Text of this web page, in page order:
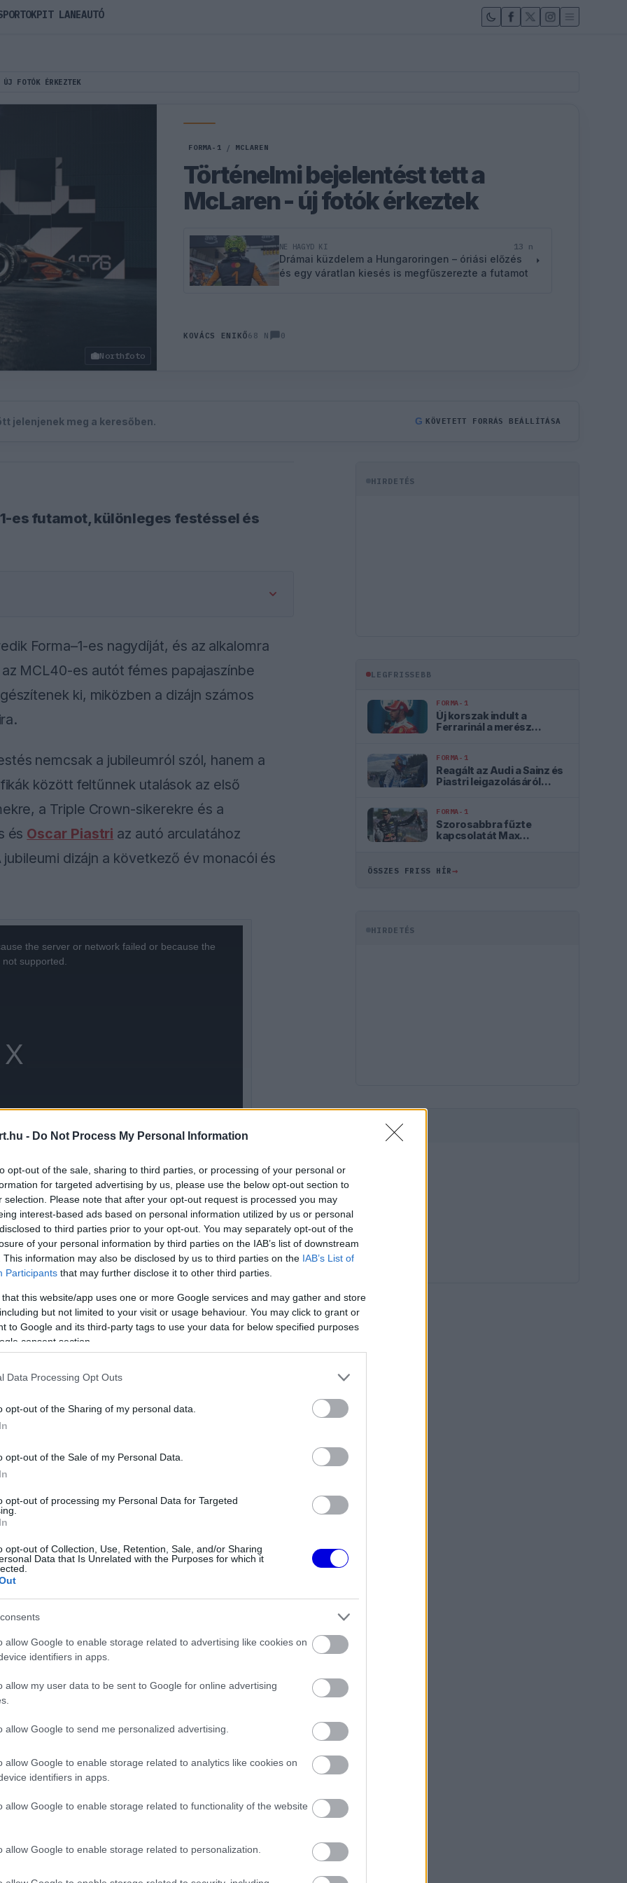
- Do Not Process My Personal Information
opt-out of the sale, sharing to third parties, or processing of your personal or
for targeted advertising by us, please use the below opt-out section to
selection. Please note that after your opt-out request is processed you may
interest-based ads based on personal information utilized by us or personal
to third parties prior to your opt-out. You may separately opt-out of the
of your personal information by third parties on the IAB’s list of downstream
This information may also be disclosed by us to third parties on the IAB’s List of
Participants that may further disclose it to other third parties.
that this website/app uses one or more Google services and may gather and store
but not limited to your visit or usage behaviour. You may click to grant or
to Google and its third-party tags to use your data for below specified purposes
consent section.
Data Processing Opt Outs
opt-out of the Sharing of my personal data.
opt-out of the Sale of my Personal Data.
opt-out of processing my Personal Data for Targeted
opt-out of Collection, Use, Retention, Sale, and/or Sharing
Data that Is Unrelated with the Purposes for which it
allow Google to enable storage related to advertising like cookies on
identifiers in apps.
allow my user data to be sent to Google for online advertising
allow Google to send me personalized advertising.
allow Google to enable storage related to analytics like cookies on
identifiers in apps.
allow Google to enable storage related to functionality of the website
allow Google to enable storage related to personalization.
FOTÓK ÉRKEZTEK
Northfoto
FORMA-1 / MCLAREN
Történelmi bejelentést tett a
McLaren - új fotók érkeztek
NE HAGYD KI 13 n
Drámai küzdelem a Hungaroringen – óriási előzés
és egy váratlan kiesés is megfűszerezte a futamot
KOVÁCS ENIKŐ68 N 0
jelenjenek meg a keresőben. G KÖVETETT FORRÁS BEÁLLÍTÁSA
es futamot, különleges festéssel és
Forma–1-es nagydíját, és az alkalomra
MCL40-es autót fémes papajaszínbe
ki, miközben a dizájn számos
nemcsak a jubileumról szól, hanem a
között feltűnnek utalások az első
a Triple Crown-sikerekre és a
és Oscar Piastri az autó arculatához
dizájn a következő év monacói és
the server or network failed or because the
supported.
nagydíj éppen ott jön el, ahol minden
McLaren a hercegség utcáin vezette az
beszélt a
dobogós helyezést és 177 pole pozíciót
világbajnoki címet szerzett.
a rajtrácson. A Richard Mille
mellett, vagyis az első és az ezredik
Az eseményen Zak Brown vezérigazgató,
a csapat korábbi nagydíjgyőztesei is
valamint az F1 vezérigazgatója,
HIRDETÉS
LEGFRISSEBB
FORMA-1
Új korszak indult a
Ferrarinál a merész
FORMA-1
Reagált az Audi a Sainz és
Piastri leigazolásáról
FORMA-1
Szorosabbra fűzte
kapcsolatát Max
ÖSSZES FRISS HÍR→
HIRDETÉS
HIRDETÉS
PIT LANEAUTÓ